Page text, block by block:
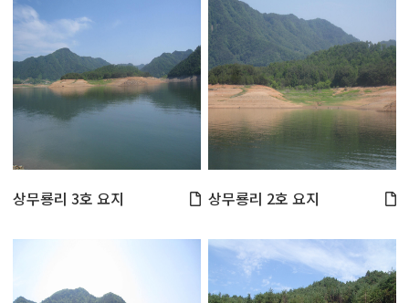
상무룡리 3호 요지 상무룡리 2호 요지